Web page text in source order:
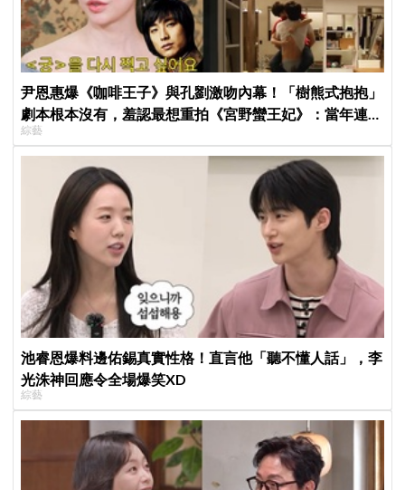
尹恩惠爆《咖啡王子》與孔劉激吻內幕！「樹熊式抱抱」
劇本根本沒有，羞認最想重拍《宮野蠻王妃》：當年連鏡
頭在哪都不知道
綜藝
池睿恩爆料邊佑錫真實性格！直言他「聽不懂人話」，李
光洙神回應令全場爆笑XD
綜藝